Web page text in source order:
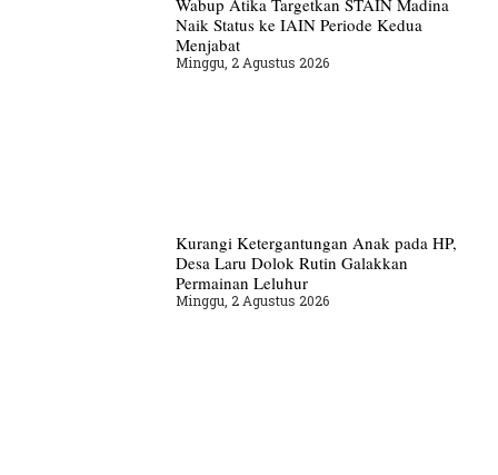
Naik Status ke IAIN Periode Kedua
Menjabat
Minggu, 2 Agustus 2026
Kurangi Ketergantungan Anak pada HP,
Desa Laru Dolok Rutin Galakkan
Permainan Leluhur
Minggu, 2 Agustus 2026